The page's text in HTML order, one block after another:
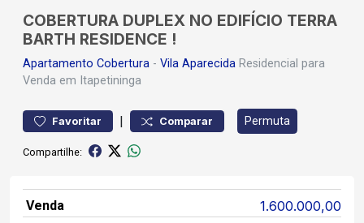
COBERTURA DUPLEX NO EDIFÍCIO TERRA
BARTH RESIDENCE !
Apartamento Cobertura - Vila Aparecida Residencial para
Venda em Itapetininga
Favoritar | Comparar Permuta
Compartilhe:
Venda 1.600.000,00